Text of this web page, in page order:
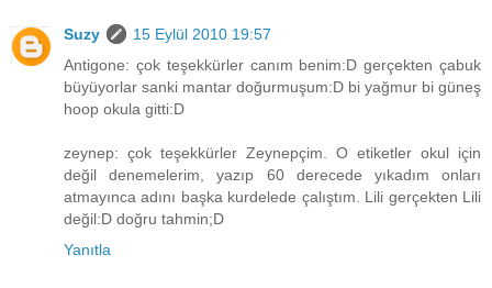
Suzy
15 Eylül 2010 19:57
Antigone: çok teşekkürler canım benim:D gerçekten çabuk
büyüyorlar sanki mantar doğurmuşum:D bi yağmur bi güneş
hoop okula gitti:D
zeynep: çok teşekkürler Zeynepçim. O etiketler okul için
değil denemelerim, yazıp 60 derecede yıkadım onları
atmayınca adını başka kurdelede çalıştım. Lili gerçekten Lili
değil:D doğru tahmin;D
Yanıtla